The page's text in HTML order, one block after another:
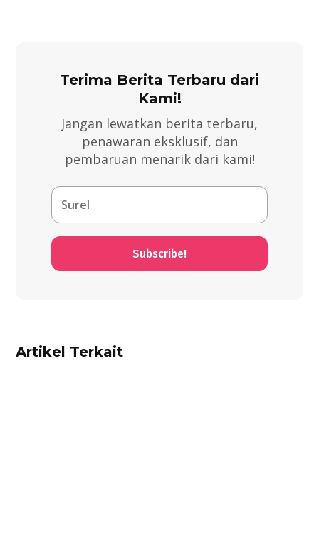
Terima Berita Terbaru dari
Kami!
Jangan lewatkan berita terbaru,
penawaran eksklusif, dan
pembaruan menarik dari kami!
Subscribe!
Artikel Terkait